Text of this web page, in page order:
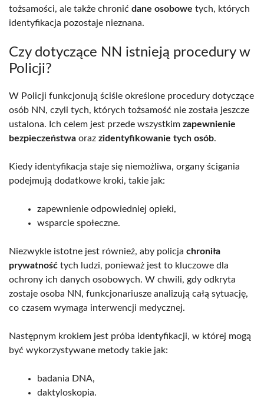
tożsamości, ale także chronić dane osobowe tych, których
identyfikacja pozostaje nieznana.
Czy dotyczące NN istnieją procedury w
Policji?
W Policji funkcjonują ściśle określone procedury dotyczące
osób NN, czyli tych, których tożsamość nie została jeszcze
ustalona. Ich celem jest przede wszystkim zapewnienie
bezpieczeństwa oraz zidentyfikowanie tych osób.
Kiedy identyfikacja staje się niemożliwa, organy ścigania
podejmują dodatkowe kroki, takie jak:
zapewnienie odpowiedniej opieki,
wsparcie społeczne.
Niezwykle istotne jest również, aby policja chroniła
prywatność tych ludzi, ponieważ jest to kluczowe dla
ochrony ich danych osobowych. W chwili, gdy odkryta
zostaje osoba NN, funkcjonariusze analizują całą sytuację,
co czasem wymaga interwencji medycznej.
Następnym krokiem jest próba identyfikacji, w której mogą
być wykorzystywane metody takie jak:
badania DNA,
daktyloskopia.